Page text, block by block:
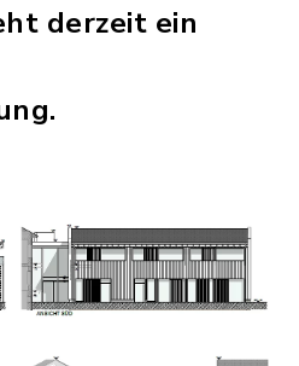
derzeit ein